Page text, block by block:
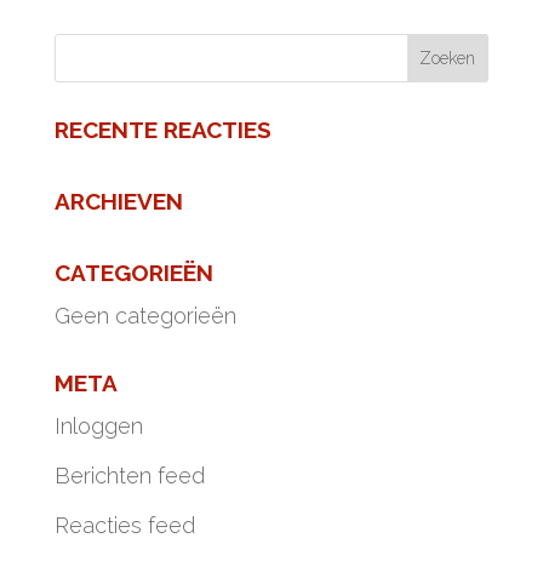
RECENTE REACTIES
ARCHIEVEN
CATEGORIEËN
Geen categorieën
META
Inloggen
Berichten feed
Reacties feed